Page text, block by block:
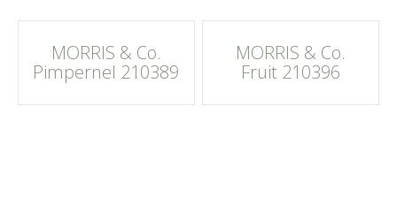
Post
navigation
MORRIS & Co.
Pimpernel 210389
MORRIS & Co.
Fruit 210396